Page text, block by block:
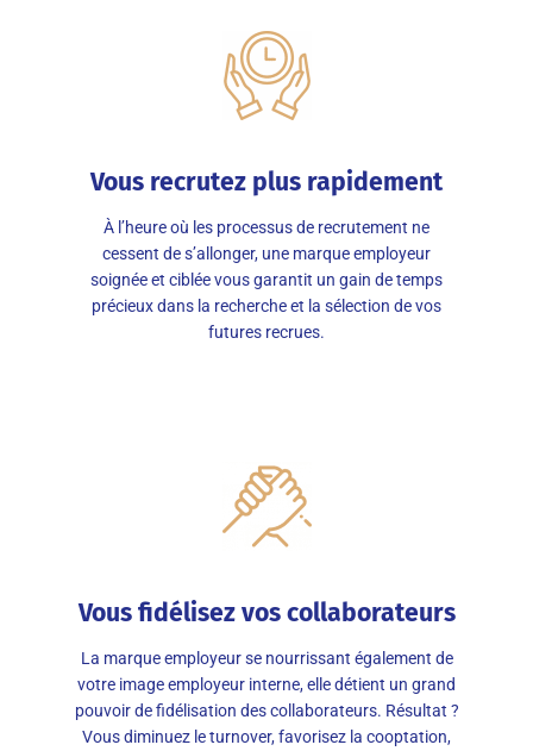
Vous recrutez plus rapidement
À l’heure où les processus de recrutement ne
cessent de s’allonger, une marque employeur
soignée et ciblée vous garantit un gain de temps
précieux dans la recherche et la sélection de vos
futures recrues.
Vous fidélisez vos collaborateurs
La marque employeur se nourrissant également de
votre image employeur interne, elle détient un grand
pouvoir de fidélisation des collaborateurs. Résultat ?
Vous diminuez le turnover, favorisez la cooptation,